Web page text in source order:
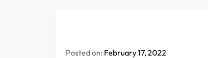
Posted on: February 17, 2022